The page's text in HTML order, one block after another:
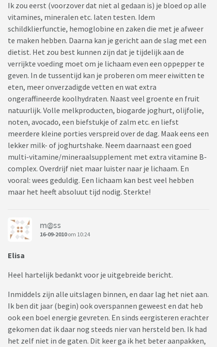
Ik zou eerst (voorzover dat niet al gedaan is) je bloed op alle
vitamines, mineralen etc. laten testen. Idem
schildklierfunctie, hemoglobine en zaken die met je afweer
te maken hebben. Daarna kan je gericht aan de slag met een
dietist. Het zou best kunnen zijn dat je tijdelijk aan de
verrijkte voeding moet om je lichaam even een oppepper te
geven. In de tussentijd kan je proberen om meer eiwitten te
eten, meer onverzadigde vetten en wat extra
ongeraffineerde koolhydraten. Naast veel groente en fruit
natuurlijk. Volle melkproducten, biogarde joghurt, olijfolie,
noten, avocado, een biefstukje of zalm etc. en liefst
meerdere kleine porties verspreid over de dag. Maak eens een
lekker milk- of joghurtshake. Neem daarnaast een goed
multi-vitamine/mineraalsupplement met extra vitamine B-
complex. Overdrijf niet maar luister naar je lichaam. En
vooral: wees geduldig. Een lichaam kan best veel hebben
maar het heeft absoluut tijd nodig. Sterkte!
m@ss
16-09-2010om 10:24
Elisa
Heel hartelijk bedankt voor je uitgebreide bericht.
Inmiddels zijn alle uitslagen binnen, en daar lag het niet aan.
Ik ben dit jaar (begin) ook overspannen geweest en dat heb
ook een boel energie gevreten. En sinds eergisteren erachter
gekomen dat ik daar nog steeds nier van hersteld ben. Ik had
het zelf niet in de gaten. Dit keer ga ik het beter aanpakken,